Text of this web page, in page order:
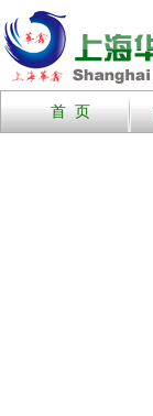
首 页